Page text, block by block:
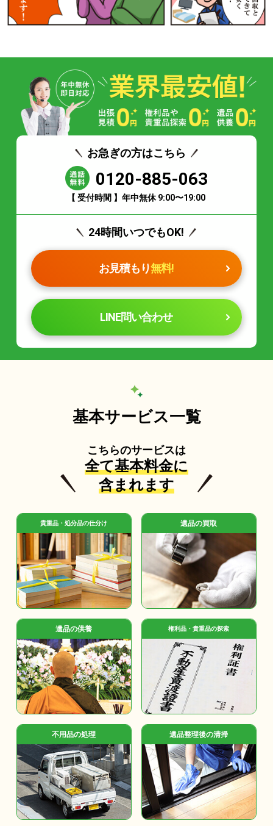
お急ぎの方はこちら
0120-885-063
【 受付時間 】年中無休 9:00〜19:00
24時間いつでもOK!
お見積もり無料!
LINE問い合わせ
基本サービス一覧
こちらのサービスは
全て基本料金に
含まれます
貴重品・処分品の仕分け 遺品の買取
遺品の供養 権利品・貴重品の探索
不用品の処理 遺品整理後の清掃